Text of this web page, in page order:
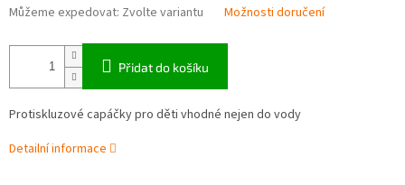
Můžeme expedovat: Zvolte variantu Možnosti doručení
Přidat do košíku
Protiskluzové capáčky pro děti vhodné nejen do vody
Detailní informace